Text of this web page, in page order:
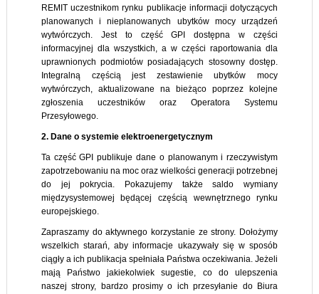
REMIT uczestnikom rynku publikacje informacji dotyczących
planowanych i nieplanowanych ubytków mocy urządzeń
wytwórczych. Jest to część GPI dostępna w części
informacyjnej dla wszystkich, a w części raportowania dla
uprawnionych podmiotów posiadających stosowny dostęp.
Integralną częścią jest zestawienie ubytków mocy
wytwórczych, aktualizowane na bieżąco poprzez kolejne
zgłoszenia uczestników oraz Operatora Systemu
Przesyłowego.
2. Dane o systemie elektroenergetycznym
Ta część GPI publikuje dane o planowanym i rzeczywistym
zapotrzebowaniu na moc oraz wielkości generacji potrzebnej
do jej pokrycia. Pokazujemy także saldo wymiany
międzysystemowej będącej częścią wewnętrznego rynku
europejskiego.
Zapraszamy do aktywnego korzystanie ze strony. Dołożymy
wszelkich starań, aby informacje ukazywały się w sposób
ciągły a ich publikacja spełniała Państwa oczekiwania. Jeżeli
mają Państwo jakiekolwiek sugestie, co do ulepszenia
naszej strony, bardzo prosimy o ich przesyłanie do Biura